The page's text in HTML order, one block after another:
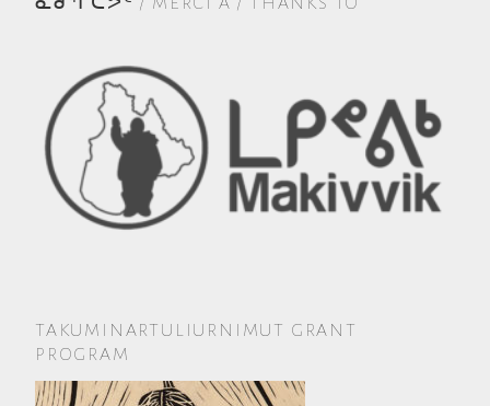
TAKUMINARTULIURNIMUT GRANT
PROGRAM